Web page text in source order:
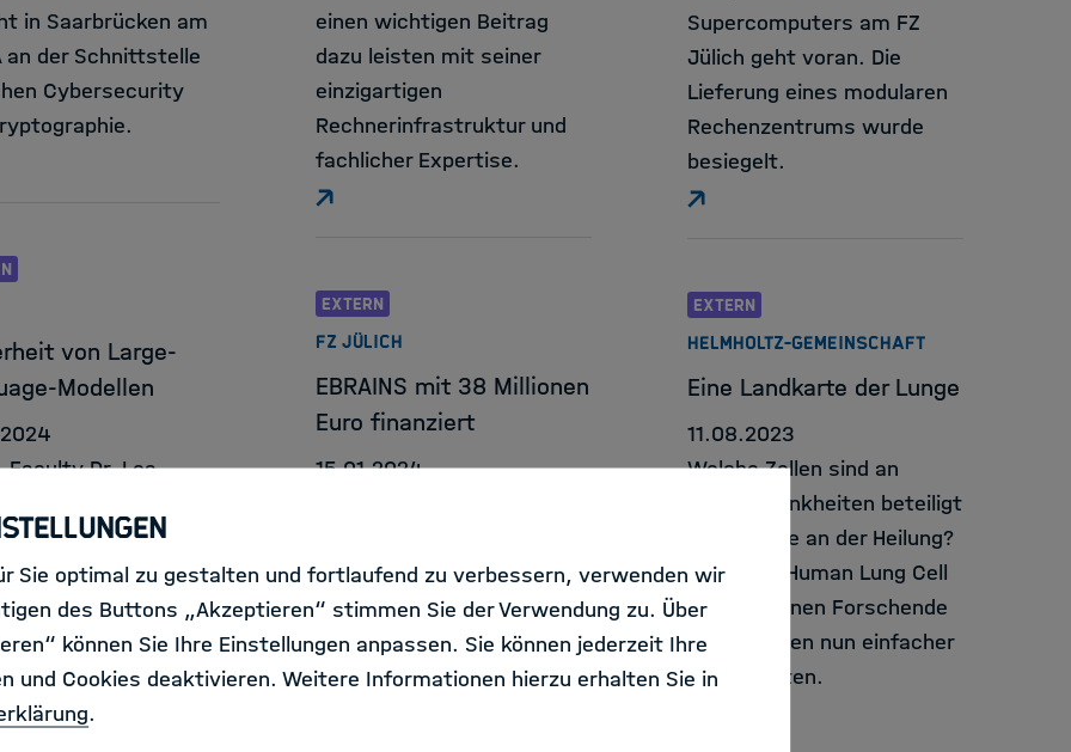
in Saarbrücken am
an der Schnittstelle
Cybersecurity
einen wichtigen Beitrag
dazu leisten mit seiner
einzigartigen
Rechnerinfrastruktur und
fachlicher Expertise.
Supercomputers am FZ
Jülich geht voran. Die
Lieferung eines modularen
Rechenzentrums wurde
besiegelt.
von Large-
Modellen
Faculty Dr. Lea
Schwachstellen in
Language-Modellen
EXTERN
FZ JÜLICH
EBRAINS mit 38 Millionen
Euro finanziert
15.01.2024
europäische Plattform für
digitale
Neurowissenschaften des
Human Brain Projects
EXTERN
HELMHOLTZ-GEMEINSCHAFT
Eine Landkarte der Lunge
11.08.2023
Welche Zellen sind an
Lunkenkrankheiten beteiligt
und welche an der Heilung?
Mit dem „Human Lung Cell
Atlas“ können Forschende
diese Fragen nun einfacher
beantworten.
Sie optimal zu gestalten und fortlaufend zu verbessern, verwenden wir
des Buttons „Akzeptieren“ stimmen Sie der Verwendung zu. Über
können Sie Ihre Einstellungen anpassen. Sie können jederzeit Ihre
und Cookies deaktivieren. Weitere Informationen hierzu erhalten Sie in
.